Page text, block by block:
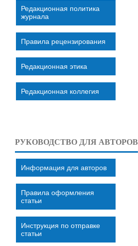
Редакционная политика
журнала
Правила рецензирования
Редакционная этика
Редакционная коллегия
РУКОВОДСТВО ДЛЯ АВТОРОВ
Информация для авторов
Правила оформления
статьи
Инструкция по отправке
статьи